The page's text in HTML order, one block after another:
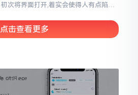
初次将界面打开,着实会使得人有点陷入
于如同迷宫一样。好多人纷纷询问我
点击查看更多